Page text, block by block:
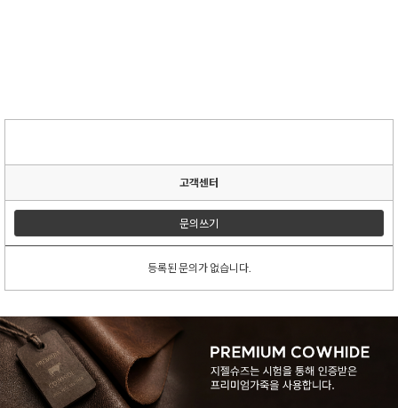
고객센터
문의쓰기
등록된 문의가 없습니다.